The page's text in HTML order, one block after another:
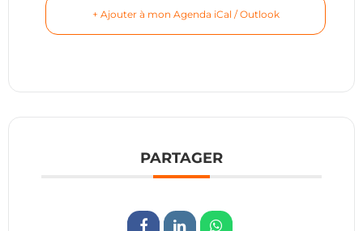
+ Ajouter à mon Agenda iCal / Outlook
PARTAGER